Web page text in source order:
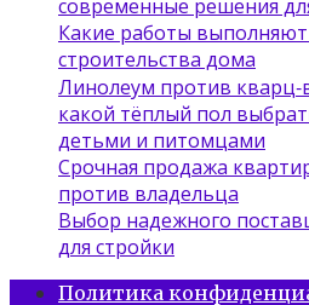
современные решения
Какие работы
строительства дома
Линолеум против
какой тёплый пол
детьми и питомцами
Срочная продажа
против владельца
Выбор надежного
для стройки
Политика